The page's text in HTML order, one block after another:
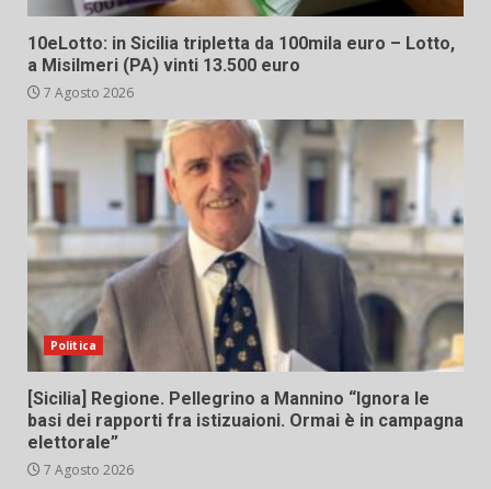
10eLotto: in Sicilia tripletta da 100mila euro – Lotto,
a Misilmeri (PA) vinti 13.500 euro
7 Agosto 2026
Politica
[Sicilia] Regione. Pellegrino a Mannino “Ignora le
basi dei rapporti fra istizuaioni. Ormai è in campagna
elettorale”
7 Agosto 2026